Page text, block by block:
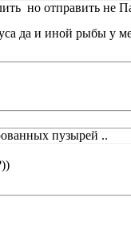
но отправить не
да и иной рыбы у
пузырей ..